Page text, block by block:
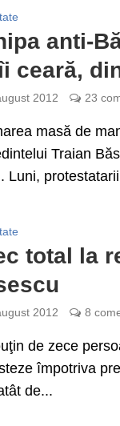
anti-
ceară,
2012 23
masă de
Traian
Luni,
total la
2012 8
de zece
împotriva
de...